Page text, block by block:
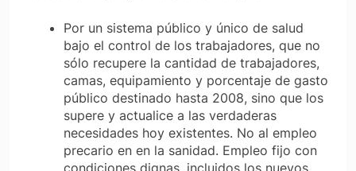
Por un sistema público y único de salud
bajo el control de los trabajadores, que no
sólo recupere la cantidad de trabajadores,
camas, equipamiento y porcentaje de gasto
público destinado hasta 2008, sino que los
supere y actualice a las verdaderas
necesidades hoy existentes. No al empleo
precario en en la sanidad. Empleo fijo con
condiciones dignas, incluidos los nuevos